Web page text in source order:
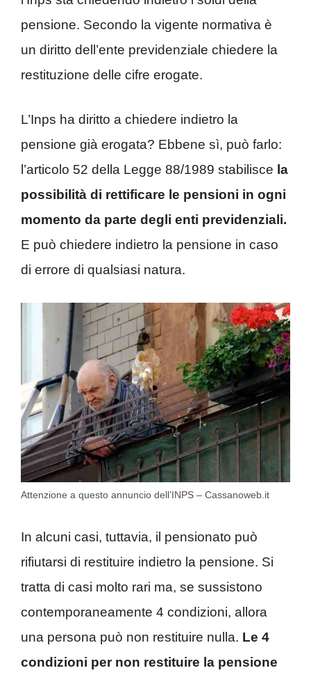
pensione. Secondo la vigente normativa è
un diritto dell’ente previdenziale chiedere la
restituzione delle cifre erogate.
L’Inps ha diritto a chiedere indietro la
pensione già erogata? Ebbene sì, può farlo:
l’articolo 52 della Legge 88/1989 stabilisce la
possibilità di rettificare le pensioni in ogni
momento da parte degli enti previdenziali.
E può chiedere indietro la pensione in caso
di errore di qualsiasi natura.
Attenzione a questo annuncio dell’INPS – Cassanoweb.it
In alcuni casi, tuttavia, il pensionato può
rifiutarsi di restituire indietro la pensione. Si
tratta di casi molto rari ma, se sussistono
contemporaneamente 4 condizioni, allora
una persona può non restituire nulla. Le 4
condizioni per non restituire la pensione